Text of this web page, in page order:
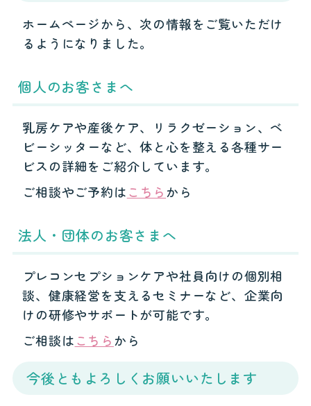
ホームページから、次の情報をご覧いただけ
るようになりました。
個人のお客さまへ
乳房ケアや産後ケア、リラクゼーション、ベ
ビーシッターなど、体と心を整える各種サー
ビスの詳細をご紹介しています。
ご相談やご予約はこちら から
法人・団体のお客さまへ
プレコンセプションケアや社員向けの個別相
談、健康経営を支えるセミナーなど、企業向
けの研修やサポートが可能です。
ご相談はこちらから
今後ともよろしくお願いいたします